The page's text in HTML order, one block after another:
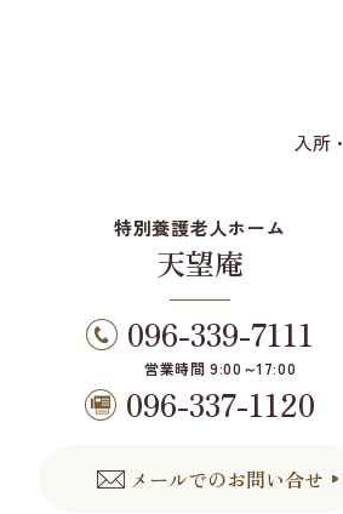
入所
特別養護老人ホーム
天望庵
096-339-7111
営業時間 9:00～17:00
096-337-1120
メールでのお問い合せ